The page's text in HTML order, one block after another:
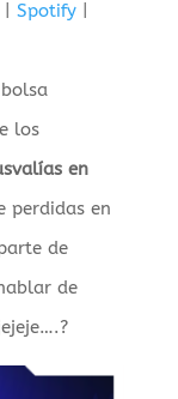
Spotify|
los
en
perdidas en
de
de